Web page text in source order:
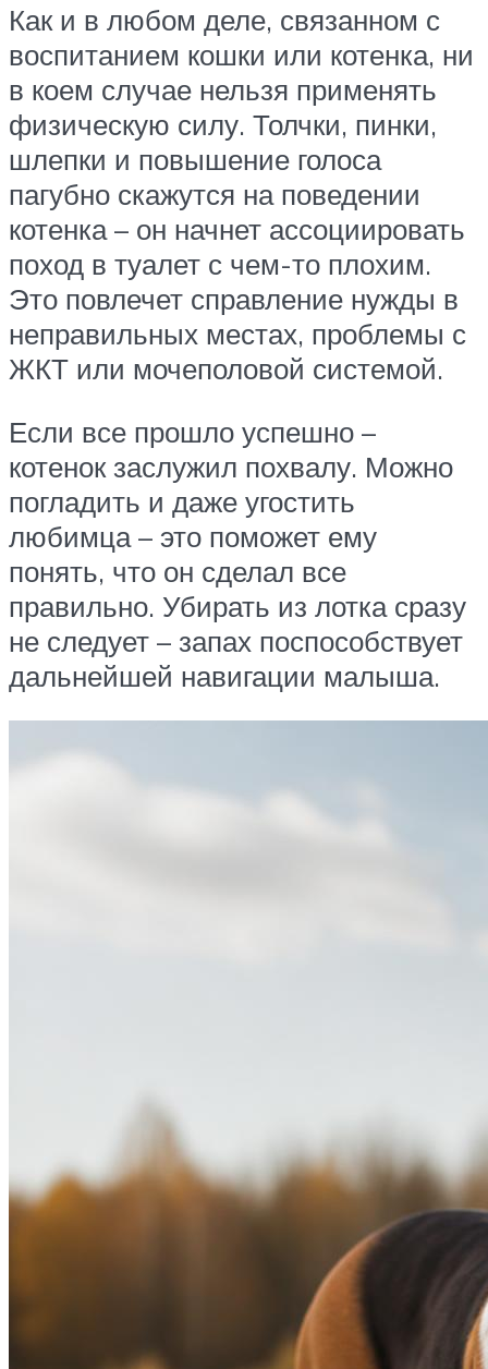
Как и в любом деле, связанном с
воспитанием кошки или котенка, ни
в коем случае нельзя применять
физическую силу. Толчки, пинки,
шлепки и повышение голоса
пагубно скажутся на поведении
котенка – он начнет ассоциировать
поход в туалет с чем-то плохим.
Это повлечет справление нужды в
неправильных местах, проблемы с
ЖКТ или мочеполовой системой.
Если все прошло успешно –
котенок заслужил похвалу. Можно
погладить и даже угостить
любимца – это поможет ему
понять, что он сделал все
правильно. Убирать из лотка сразу
не следует – запах поспособствует
дальнейшей навигации малыша.